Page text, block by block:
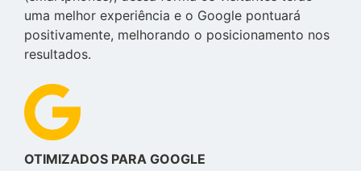
uma melhor experiência e o Google pontuará
positivamente, melhorando o posicionamento nos
resultados.
OTIMIZADOS PARA GOOGLE